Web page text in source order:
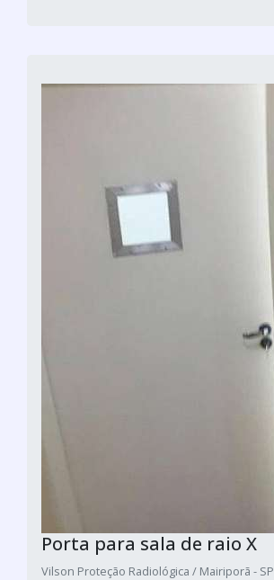
Porta para sala de raio X
Vilson Proteção Radiológica / Mairiporã - SP